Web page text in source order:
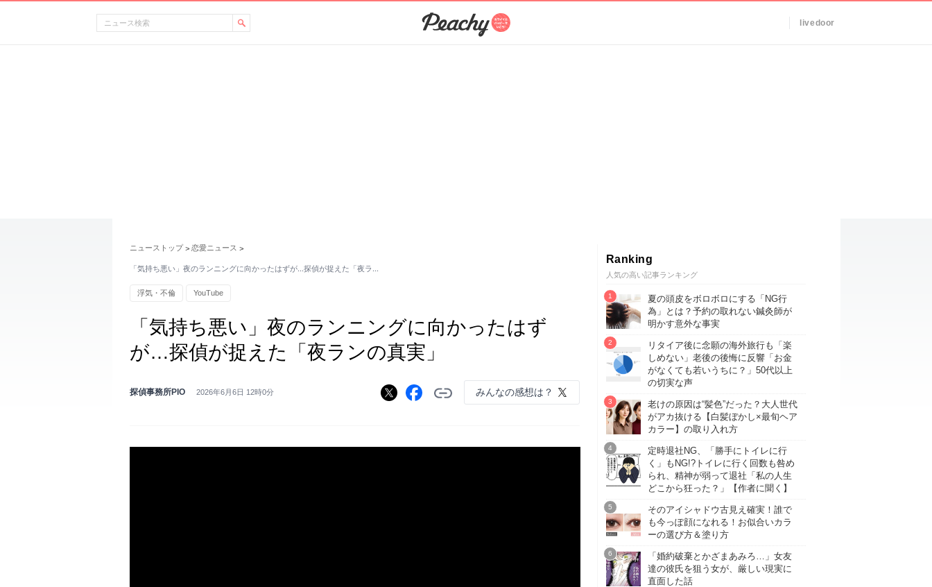
livedoor
ニューストップ > 恋愛ニュース >
「気持ち悪い」夜のランニングに向かったはずが…探偵が捉えた「夜ラ…
浮気・不倫 YouTube
「気持ち悪い」夜のランニングに向かったはず
が…探偵が捉えた「夜ランの真実」
探偵事務所PIO 2026年6月6日 12時0分 みんなの感想は？
Ranking
人気の高い記事ランキング
夏の頭皮をボロボロにする「NG行
為」とは？予約の取れない鍼灸師が
明かす意外な事実
リタイア後に念願の海外旅行も「楽
しめない」老後の後悔に反響「お金
がなくても若いうちに？」50代以上
の切実な声
老けの原因は“髪色”だった？大人世代
がアカ抜ける【白髪ぼかし×最旬ヘア
カラー】の取り入れ方
定時退社NG、「勝手にトイレに行
く」もNG!?トイレに行く回数も咎め
られ、精神が弱って退社「私の人生
どこから狂った？」【作者に聞く】
そのアイシャドウ古見え確実！誰で
も今っぽ顔になれる！お似合いカラ
ーの選び方＆塗り方
「婚約破棄とかざまあみろ…」女友
達の彼氏を狙う女が、厳しい現実に
直面した話